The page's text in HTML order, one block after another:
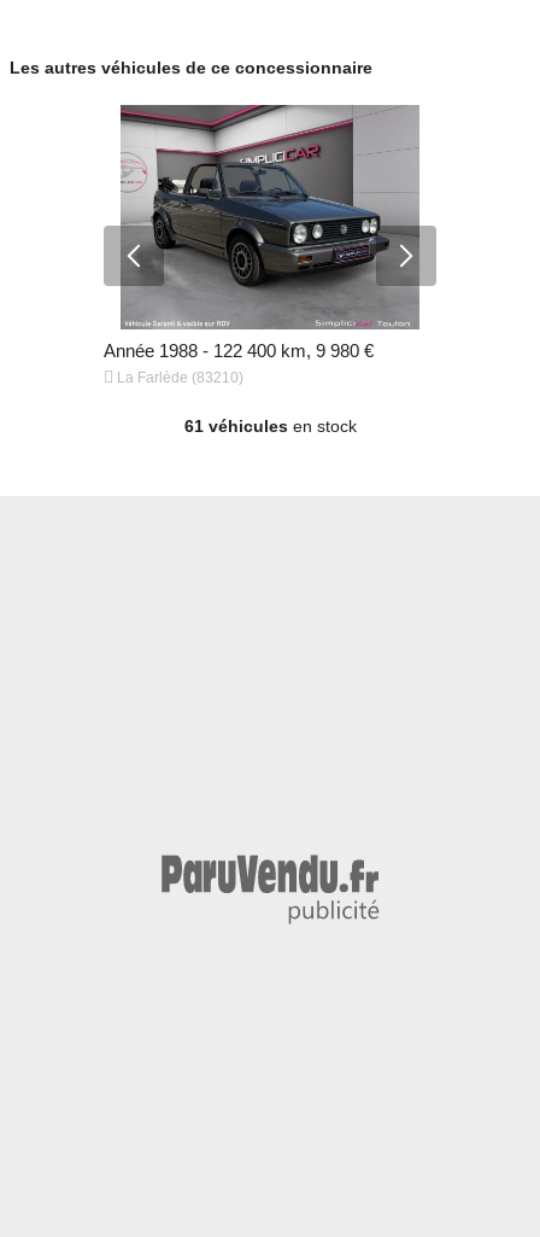
de cette aventure qui mènera au suc
Les autres véhicules de ce concessionnaire
Année 1988 - 122 400 km, 9 980 €
 La Farlède (83210)
61 véhiculesen stock